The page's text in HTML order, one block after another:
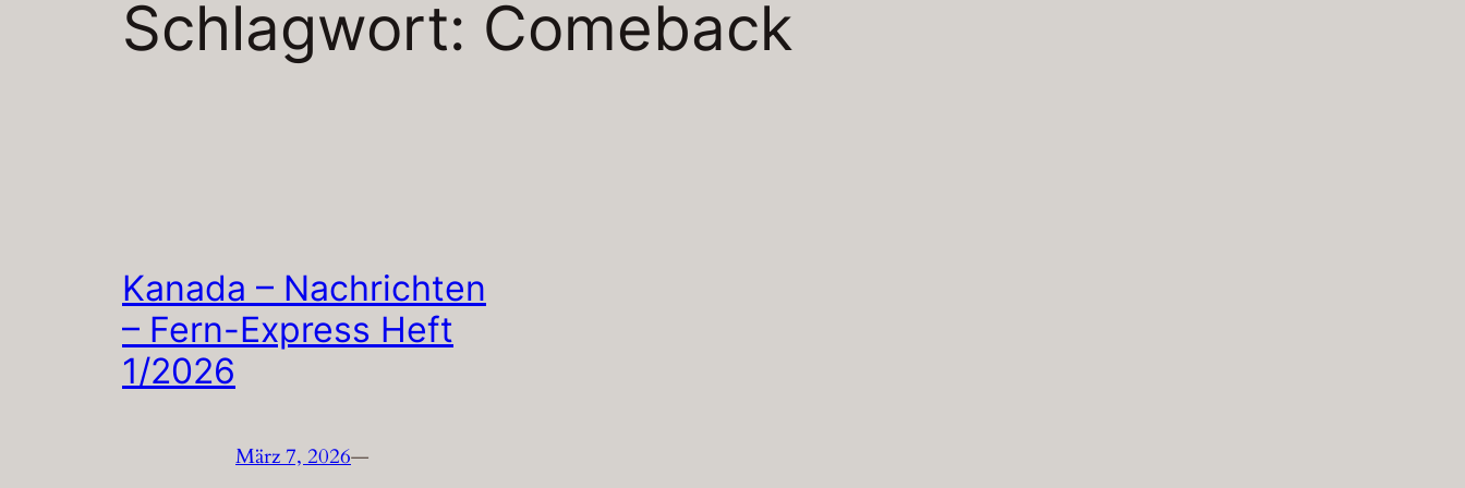
Schlagwort: Comeback
Kanada – Nachrichten
– Fern-Express Heft
1/2026
März 7, 2026—